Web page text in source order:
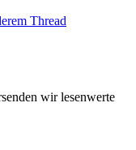
Thread
wir lesenwerte